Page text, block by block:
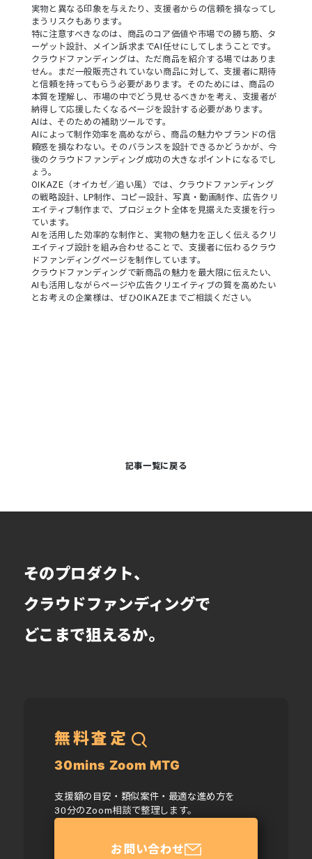
実物と異なる印象を与えたり、支援者からの信頼を損なってし
まうリスクもあります。
特に注意すべきなのは、商品のコア価値や市場での勝ち筋、タ
ーゲット設計、メイン訴求までAI任せにしてしまうことです。
クラウドファンディングは、ただ商品を紹介する場ではありま
せん。まだ一般販売されていない商品に対して、支援者に期待
と信頼を持ってもらう必要があります。そのためには、商品の
本質を理解し、市場の中でどう見せるべきかを考え、支援者が
納得して応援したくなるページを設計する必要があります。
AIは、そのための補助ツールです。
AIによって制作効率を高めながら、商品の魅力やブランドの信
頼感を損なわない。そのバランスを設計できるかどうかが、今
後のクラウドファンディング成功の大きなポイントになるでし
ょう。
OIKAZE（オイカゼ／追い風）では、クラウドファンディング
の戦略設計、LP制作、コピー設計、写真・動画制作、広告クリ
エイティブ制作まで、プロジェクト全体を見据えた支援を行っ
ています。
AIを活用した効率的な制作と、実物の魅力を正しく伝えるクリ
エイティブ設計を組み合わせることで、支援者に伝わるクラウ
ドファンディングページを制作しています。
クラウドファンディングで新商品の魅力を最大限に伝えたい、
AIも活用しながらページや広告クリエイティブの質を高めたい
とお考えの企業様は、ぜひOIKAZEまでご相談ください。
記事一覧に戻る
そのプロダクト、
クラウドファンディングで
どこまで狙えるか。
無料査定
30mins Zoom MTG
支援額の目安・類似案件・最適な進め方を
30分のZoom相談で整理します。
お問い合わせ